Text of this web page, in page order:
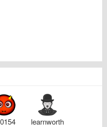
learnworth